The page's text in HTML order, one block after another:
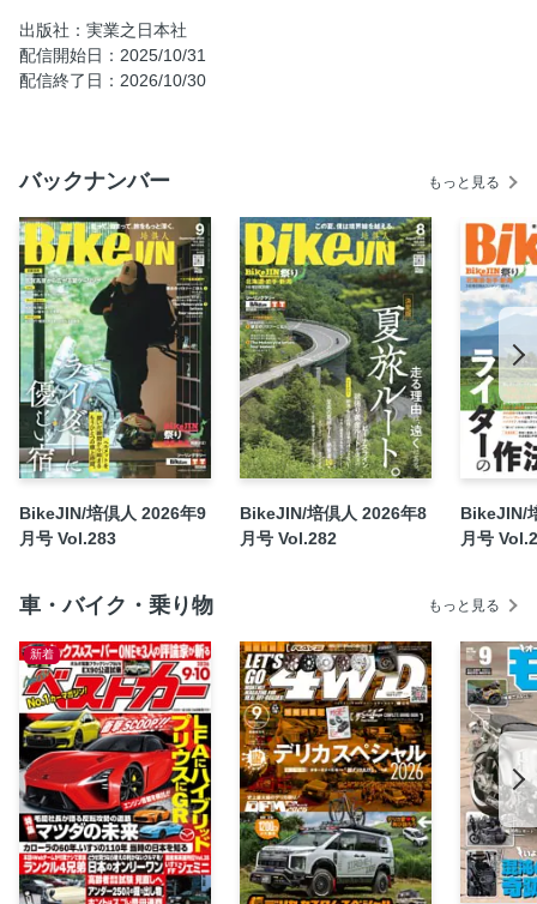
［ 巻頭特集 ］寒さが、走りの楽しさを深くする。 この季節
を“オン”にしよう
[ Part.1 ] 今ならまだ間に合う！ 秋色に染まる全盛の紅葉ロ
冬季閉鎖は誰が決めている？
ア
冬季のツーリングを快適に楽しむコツ
［BikeJIN TT2025］ 冬も走れる絶景ロード
電熱で変わる冬ライドの常識
今年こそデビュー！ 電熱アイテムカタログ KIJIMA／
NANKAI／HYOD／TAICHI／山城／LINKS
［SENA］新しいバイクツール WAVEなんでもQ＆A！
ライダーに優しい宿
［A.S.H］エンジンオイルはどうやって作り出されるのか？
BMW Clubs Nippon 全国大会2025 in九州
トナリのバイク人
バイク日和
ハーレー和尚のバイク説法
一度は走りたい全国林道ツーリングガイド
「旅」マンガ連載 『車中泊 方向指示器（ウインカー）は貴
方に任せる！（仮）』
培倶人チャンネル
GSX-S/R Meeting2025
出版社：実業之日本社
配信開始日：2025/10/31
配信終了日：2026/10/30
バックナンバー もっと見る
BikeJIN/培倶人 2026年9
月号 Vol.283
BikeJIN/培倶人 2026年8
月号 Vol.282
BikeJIN/
月号
車・バイク・乗り物 もっと見る
新着